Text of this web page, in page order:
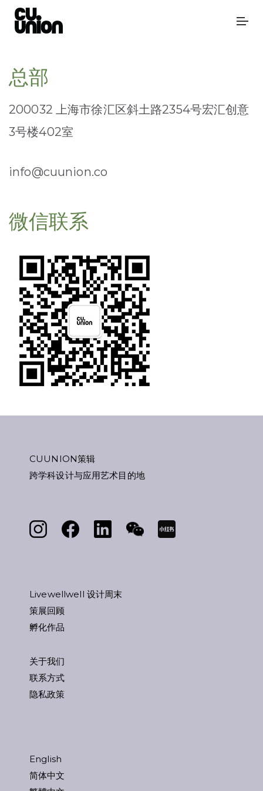
总部
200032 上海市徐汇区斜土路2354号宏汇创意
3号楼402室
info@cuunion.co
微信联系
CUUNION策辑
跨学科设计与应用艺术目的地
Livewellwell 设计周末
策展回顾
孵化作品
关于我们
联系方式
隐私政策
English
简体中文